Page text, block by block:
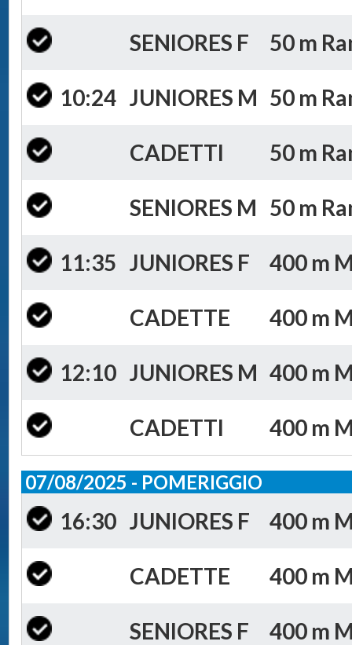
SENIORES F 50 m
10:24 JUNIORES M 50 m
CADETTI 50 m
SENIORES M 50 m
11:35 JUNIORES F 400 m
CADETTE 400 m
12:10 JUNIORES M 400 m
CADETTI 400 m
07/08/2025 - POMERIGGIO
16:30 JUNIORES F 400 m
CADETTE 400 m
SENIORES F 400 m